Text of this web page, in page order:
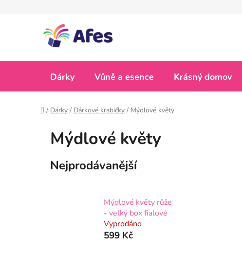
Dárky Vůně a esence Krásný domov
Domů
/ Dárky / Dárkové krabičky / Mýdlové květy
Mýdlové květy
Nejprodávanější
Mýdlové květy růže
- velký box fialové
Vyprodáno
599 Kč